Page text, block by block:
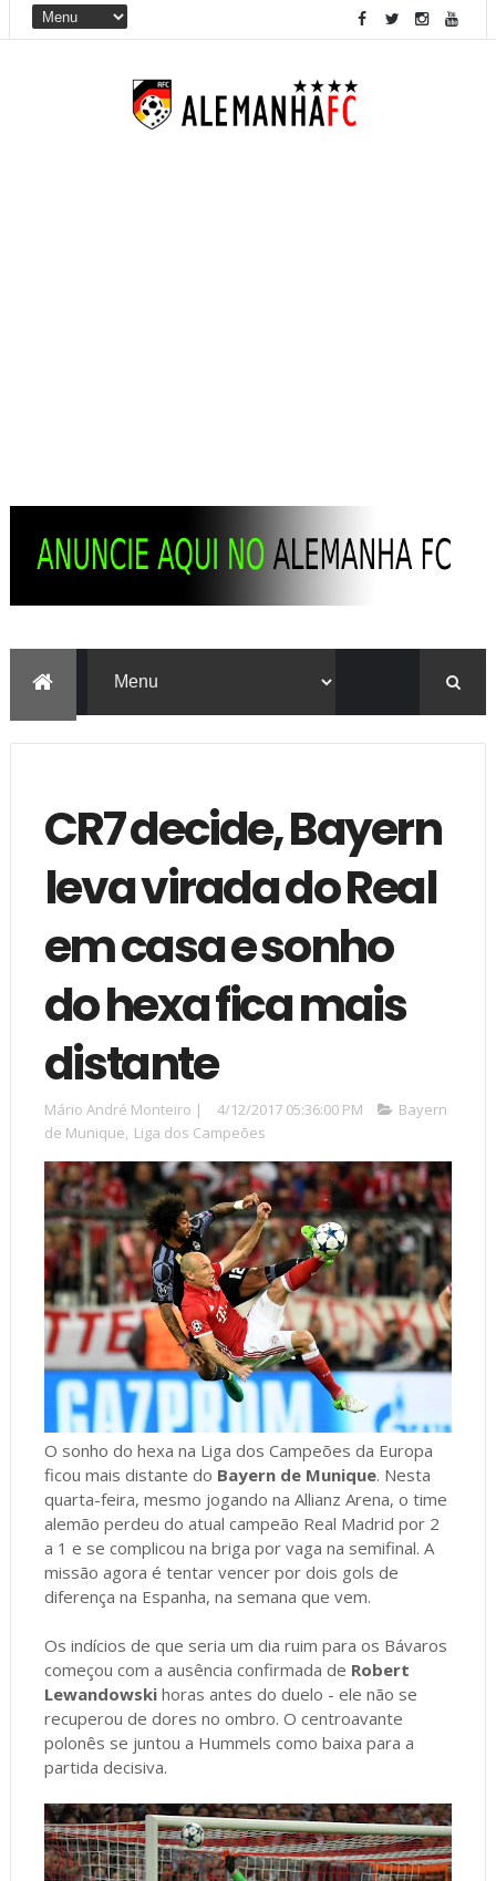
CR7 decide, Bayern
leva virada do Real
em casa e sonho
do hexa fica mais
distante
Mário André Monteiro | 4/12/2017 05:36:00 PM
Bayern
de Munique, Liga dos Campeões
O sonho do hexa na Liga dos Campeões da Europa
ficou mais distante do Bayern de Munique. Nesta
quarta-feira, mesmo jogando na Allianz Arena, o time
alemão perdeu do atual campeão Real Madrid por 2
a 1 e se complicou na briga por vaga na semifinal. A
missão agora é tentar vencer por dois gols de
diferença na Espanha, na semana que vem.
Os indícios de que seria um dia ruim para os Bávaros
começou com a ausência confirmada de Robert
Lewandowskihoras antes do duelo - ele não se
recuperou de dores no ombro. O centroavante
polonês se juntou a Hummels como baixa para a
partida decisiva.